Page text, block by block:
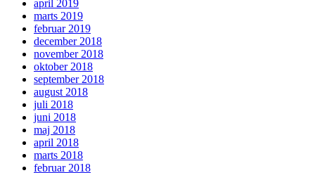
april 2019
marts 2019
februar 2019
december 2018
november 2018
oktober 2018
september 2018
august 2018
juli 2018
juni 2018
maj 2018
april 2018
marts 2018
februar 2018